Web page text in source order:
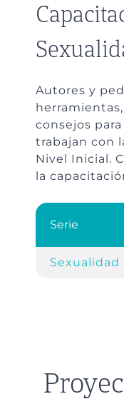
Autores y
consejos
trabajan con
Nivel Inicial.
la
Serie
Sexualidad